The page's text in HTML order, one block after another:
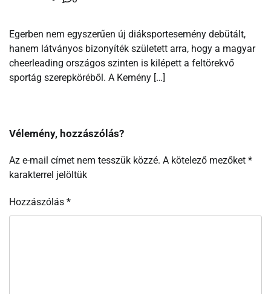
Egerben nem egyszerűen új diáksportesemény debütált,
hanem látványos bizonyíték született arra, hogy a magyar
cheerleading országos szinten is kilépett a feltörekvő
sportág szerepköréből. A Kemény […]
Vélemény, hozzászólás?
Az e-mail címet nem tesszük közzé. A kötelező mezőket *
karakterrel jelöltük
Hozzászólás *